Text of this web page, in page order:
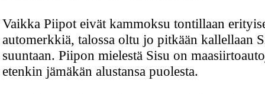
Vaikka Piipot eivät kammoksu tontillaan
automerkkiä, talossa oltu jo pitkään kallellaan
suuntaan. Piipon mielestä Sisu on
etenkin jämäkän alustansa puolesta.